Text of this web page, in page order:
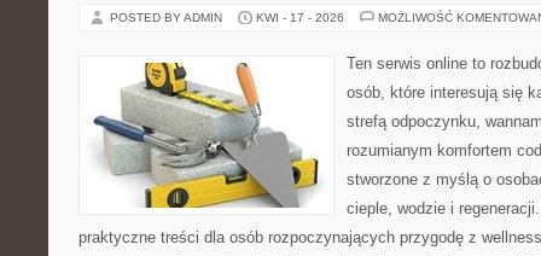
POSTED BY ADMIN KWI - 17 - 2026 MOŻLIWOŚĆ
Ten serwis online to
osób, które interesują się
strefą odpoczynku,
rozumianym komfortem
stworzone z myślą o
cieple, wodzie i
praktyczne treści dla osób rozpoczynających przygodę z